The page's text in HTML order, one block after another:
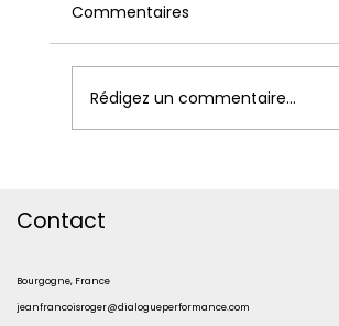
Commentaires
Rédigez un commentaire...
Contact
Bourgogne, France
jeanfrancoisroger@dialogueperformance.com